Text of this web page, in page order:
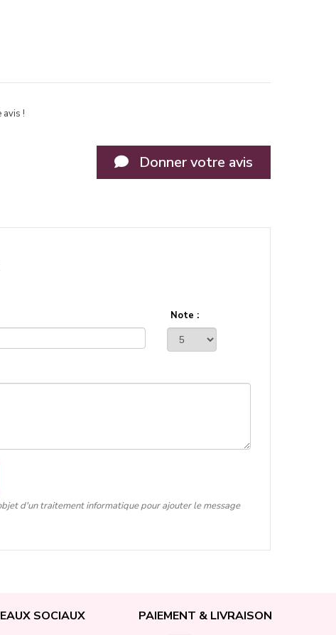
avis !
Donner votre avis
Note :
d'un traitement informatique pour ajouter le message
SOCIAUX PAIEMENT & LIVRAISON